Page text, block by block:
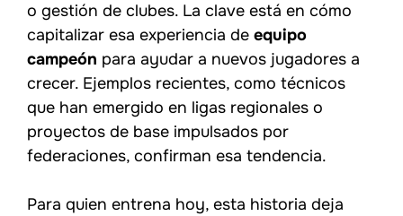
o gestión de clubes. La clave está en cómo
capitalizar esa experiencia de equipo
campeón para ayudar a nuevos jugadores a
crecer. Ejemplos recientes, como técnicos
que han emergido en ligas regionales o
proyectos de base impulsados por
federaciones, confirman esa tendencia.
Para quien entrena hoy, esta historia deja